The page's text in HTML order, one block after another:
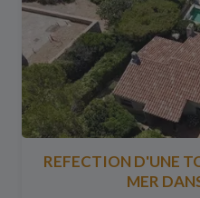
REFECTION D'UNE
MER